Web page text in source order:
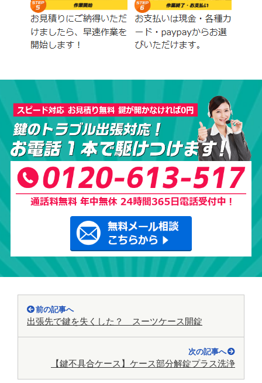
前の記事へ
出張先で鍵を失くした？ スーツケース開錠
次の記事へ
【鍵不具合ケース】ケース部分解錠プラス洗浄